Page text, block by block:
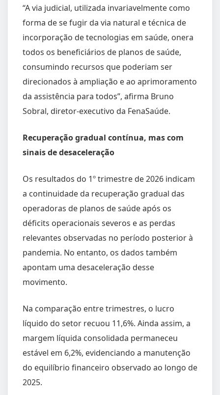
“A via judicial, utilizada invariavelmente como
forma de se fugir da via natural e técnica de
incorporação de tecnologias em saúde, onera
todos os beneficiários de planos de saúde,
consumindo recursos que poderiam ser
direcionados à ampliação e ao aprimoramento
da assistência para todos”, afirma Bruno
Sobral, diretor-executivo da FenaSaúde.
Recuperação gradual contínua, mas com
sinais de desaceleração
Os resultados do 1º trimestre de 2026 indicam
a continuidade da recuperação gradual das
operadoras de planos de saúde após os
déficits operacionais severos e as perdas
relevantes observadas no período posterior à
pandemia. No entanto, os dados também
apontam uma desaceleração desse
movimento.
Na comparação entre trimestres, o lucro
líquido do setor recuou 11,6%. Ainda assim, a
margem líquida consolidada permaneceu
estável em 6,2%, evidenciando a manutenção
do equilíbrio financeiro observado ao longo de
2025.